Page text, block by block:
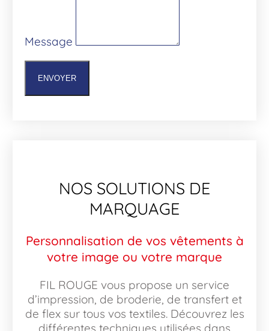
Message
ENVOYER
NOS SOLUTIONS DE
MARQUAGE
Personnalisation de vos vêtements à
votre image ou votre marque
FIL ROUGE vous propose un service
d’impression, de broderie, de transfert et
de flex sur tous vos textiles. Découvrez les
différentes techniques utilisées dans